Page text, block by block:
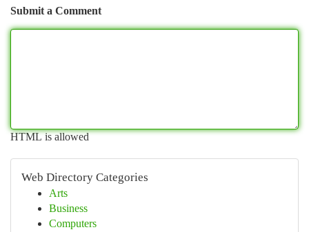
Submit a Comment
HTML is allowed
Web Directory Categories
Arts
Business
Computers